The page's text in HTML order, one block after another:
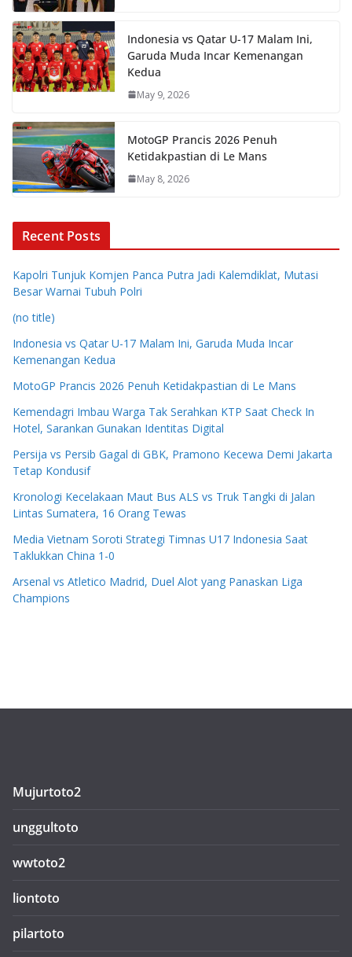
Indonesia vs Qatar U-17 Malam Ini,
Garuda Muda Incar Kemenangan
Kedua
May 9, 2026
MotoGP Prancis 2026 Penuh
Ketidakpastian di Le Mans
May 8, 2026
Recent Posts
Kapolri Tunjuk Komjen Panca Putra Jadi Kalemdiklat, Mutasi
Besar Warnai Tubuh Polri
(no title)
Indonesia vs Qatar U-17 Malam Ini, Garuda Muda Incar
Kemenangan Kedua
MotoGP Prancis 2026 Penuh Ketidakpastian di Le Mans
Kemendagri Imbau Warga Tak Serahkan KTP Saat Check In
Hotel, Sarankan Gunakan Identitas Digital
Persija vs Persib Gagal di GBK, Pramono Kecewa Demi Jakarta
Tetap Kondusif
Kronologi Kecelakaan Maut Bus ALS vs Truk Tangki di Jalan
Lintas Sumatera, 16 Orang Tewas
Media Vietnam Soroti Strategi Timnas U17 Indonesia Saat
Taklukkan China 1-0
Arsenal vs Atletico Madrid, Duel Alot yang Panaskan Liga
Champions
Mujurtoto2
unggultoto
wwtoto2
liontoto
pilartoto